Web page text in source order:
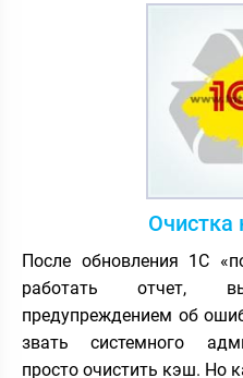
Очистка
После обновления 1С
работать отчет,
предупреждением об
звать системного
просто очистить кэш. Но